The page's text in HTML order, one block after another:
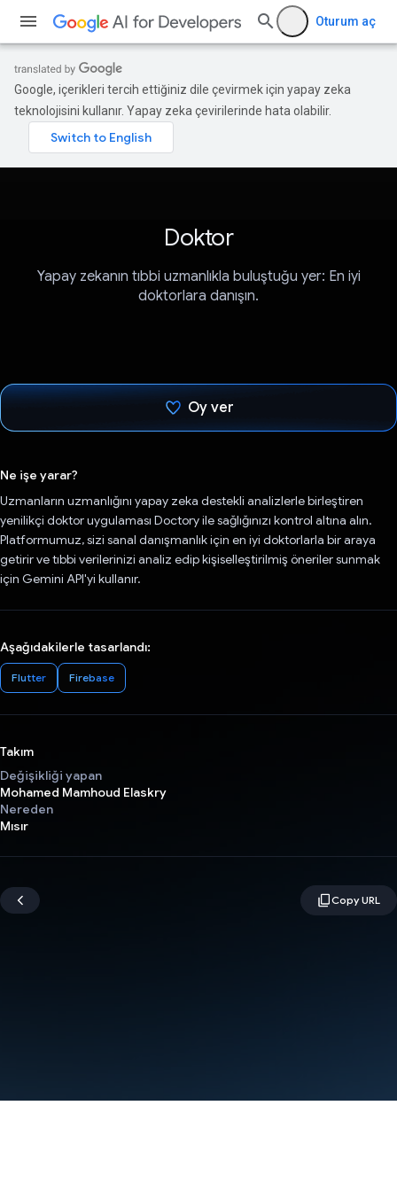
Oturum aç
Google, içerikleri tercih ettiğiniz dile çevirmek için yapay zeka
teknolojisini kullanır. Yapay zeka çevirilerinde hata olabilir.
Doktor
Yapay zekanın tıbbi uzmanlıkla buluştuğu yer: En iyi
doktorlara danışın.
Oy ver
Ne işe yarar?
Uzmanların uzmanlığını yapay zeka destekli analizlerle birleştiren
yenilikçi doktor uygulaması Doctory ile sağlığınızı kontrol altına alın.
Platformumuz, sizi sanal danışmanlık için en iyi doktorlarla bir araya
getirir ve tıbbi verilerinizi analiz edip kişiselleştirilmiş öneriler sunmak
için Gemini API'yi kullanır.
Aşağıdakilerle tasarlandı:
Flutter Firebase
Takım
Değişikliği yapan
Mohamed Mamhoud Elaskry
Nereden
Mısır